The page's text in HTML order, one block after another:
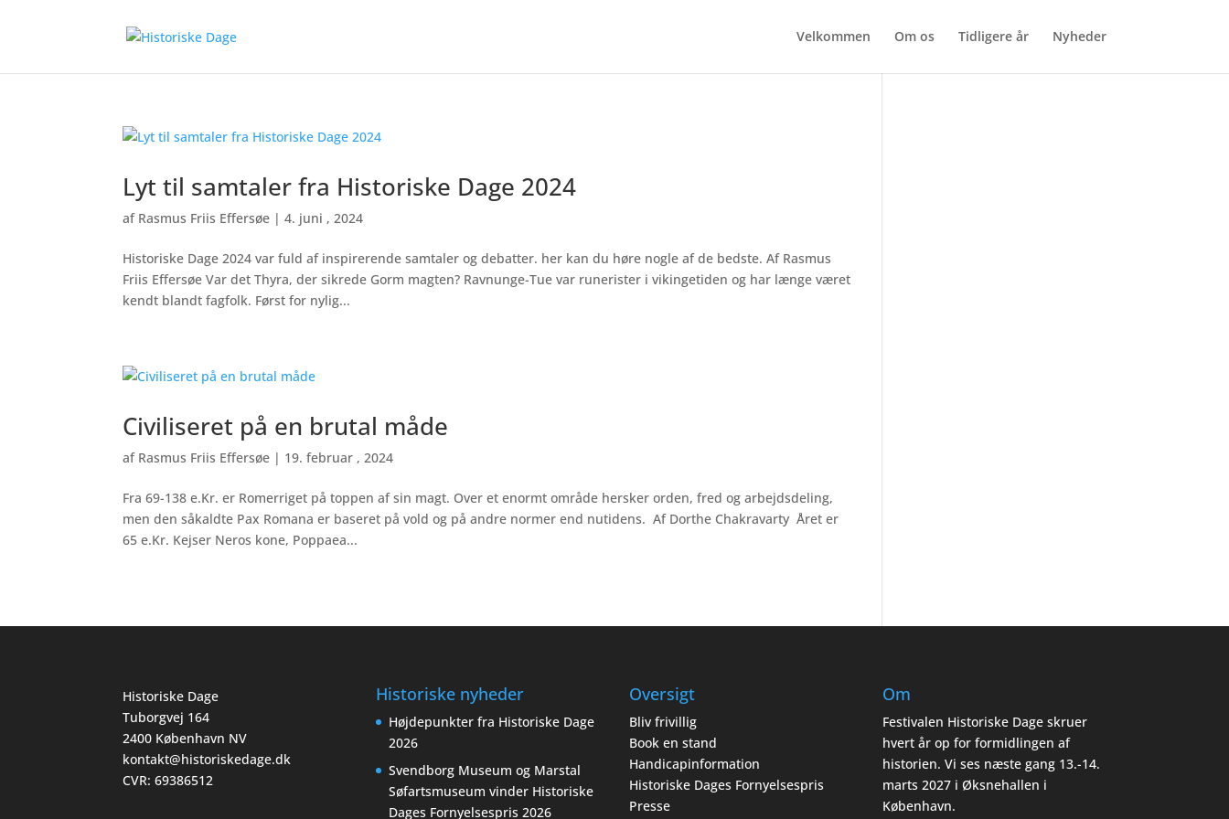
Velkommen Om os Tidligere år Nyheder
Lyt til samtaler fra Historiske Dage 2024
af Rasmus Friis Effersøe |4. juni , 2024
Historiske Dage 2024 var fuld af inspirerende samtaler og debatter. her kan du høre nogle af de bedste. Af Rasmus
Friis Effersøe Var det Thyra, der sikrede Gorm magten? Ravnunge-Tue var runerister i vikingetiden og har længe været
kendt blandt fagfolk. Først for nylig...
Civiliseret på en brutal måde
af Rasmus Friis Effersøe | 19. februar , 2024
Fra 69-138 e.Kr. er Romerriget på toppen af sin magt. Over et enormt område hersker orden, fred og arbejdsdeling,
men den såkaldte Pax Romana er baseret på vold og på andre normer end nutidens. Af Dorthe Chakravarty Året er
65 e.Kr. Kejser Neros kone, Poppaea...
Historiske Dage
Tuborgvej 164
2400 København NV
kontakt@historiskedage.dk
CVR: 69386512
Historiske nyheder
Højdepunkter fra Historiske Dage
2026
Svendborg Museum og Marstal
Søfartsmuseum vinder Historiske
Dages Fornyelsespris 2026
Oversigt
Bliv frivillig
Book en stand
Handicapinformation
Historiske Dages Fornyelsespris
Presse
Om
Festivalen Historiske Dage skruer
hvert år op for formidlingen af
historien. Vi ses næste gang 13.-14.
marts 2027 i Øksnehallen i
København.